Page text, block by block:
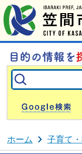
ホーム 子育て